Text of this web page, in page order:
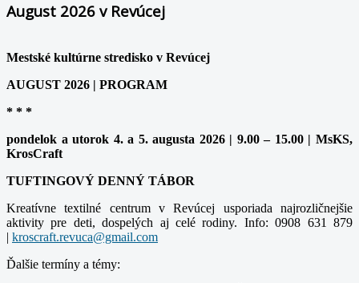
August 2026 v Revúcej
Mestské kultúrne stredisko v Revúcej
AUGUST 2026 | PROGRAM
* * *
pondelok a utorok 4. a 5. augusta 2026 | 9.00 – 15.00 | MsKS,
KrosCraft
TUFTINGOVÝ DENNÝ TÁBOR
Kreatívne textilné centrum v Revúcej usporiada najrozličnejšie
aktivity pre deti, dospelých aj celé rodiny. Info: 0908 631 879
|
Ďalšie termíny a témy: